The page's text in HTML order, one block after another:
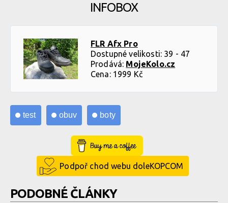
INFOBOX
FLR Afx Pro
Dostupné velikosti: 39 - 47
Prodává: MojeKolo.cz
Cena: 1999 Kč
test obuv boty
Buy Me a Coffee
Podpoř chod webu doleKOPCOM
PODOBNÉ ČLÁNKY